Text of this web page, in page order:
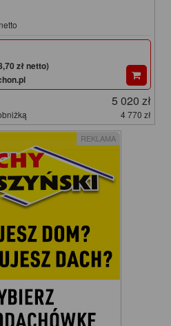
zł netto)
5 020 zł
4 770 zł
REKLAMA